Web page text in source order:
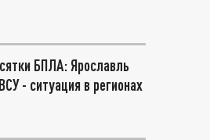
БПЛА: Ярославль
- ситуация в регионах